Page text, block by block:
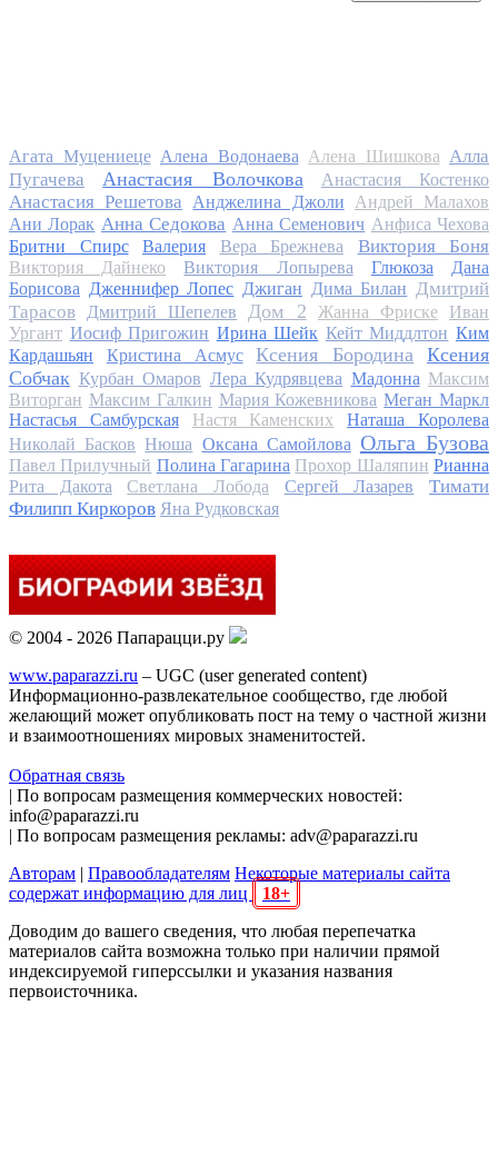
Агата Муцениеце Алена Водонаева Алена Шишкова Алла
Пугачева
Анастасия Волочкова Анастасия Костенко
Анастасия Решетова Анджелина Джоли
Андрей Малахов
Ани Лорак Анна Седокова Анна Семенович Анфиса Чехова
Бритни Спирс
Валерия Вера Брежнева Виктория Боня
Виктория Дайнеко Виктория Лопырева Глюкоза
Дана
Борисова Дженнифер Лопес Джиган Дима Билан Дмитрий
Тарасов
Дмитрий Шепелев Дом 2 Жанна Фриске
Иван
Ургант Иосиф Пригожин Ирина Шейк Кейт Миддлтон Ким
Кардашьян
Кристина Асмус Ксения Бородина
Ксения
Собчак Курбан Омаров Лера Кудрявцева Мадонна Максим
Виторган Максим Галкин Мария Кожевникова Меган Маркл
Настасья Самбурская
Настя Каменских
Наташа Королева
Николай Басков Нюша Оксана Самойлова Ольга Бузова
Павел Прилучный Полина Гагарина Прохор Шаляпин Рианна
Рита Дакота
Светлана Лобода Сергей Лазарев
Тимати
Филипп Киркоров Яна Рудковская
© 2004 - 2026 Папарацци.ру
www.paparazzi.ru – UGC (user generated content)
Информационно-развлекательное сообщество, где любой
желающий может опубликовать пост на тему о частной жизни
и взаимоотношениях мировых знаменитостей.
Обратная связь
| По вопросам размещения коммерческих новостей:
info@paparazzi.ru
| По вопросам размещения рекламы: adv@paparazzi.ru
Авторам | Правообладателям Некоторые материалы сайта
содержат информацию для лиц
18+
Доводим до вашего сведения, что любая перепечатка
материалов сайта возможна только при наличии прямой
индексируемой гиперссылки и указания названия
первоисточника.